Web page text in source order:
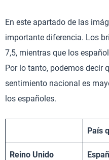
En este apartado de las
importante diferencia. Los
7,5, mientras que los
Por lo tanto, podemos decir
sentimiento nacional es
los españoles.
País
Reino Unido